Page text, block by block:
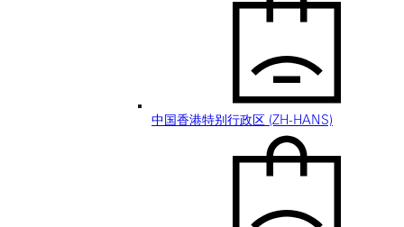
中国香港特别行政区 (ZH-HANS)